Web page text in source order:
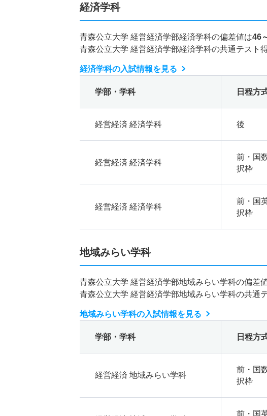
経済学科
青森公立大学 経営経済学部経済学科の偏差値は46
青森公立大学 経営経済学部経済学科の共通テスト
経済学科の入試情報を見る
学部・学科 日程方
経営経済 経済学科 後
経営経済 経済学科
前・国
択枠
経営経済 経済学科
前・国
択枠
地域みらい学科
青森公立大学 経営経済学部地域みらい学科の偏差
青森公立大学 経営経済学部地域みらい学科の共通
地域みらい学科の入試情報を見る
学部・学科 日程方
経営経済 地域みらい学科
前・国
択枠
前・国